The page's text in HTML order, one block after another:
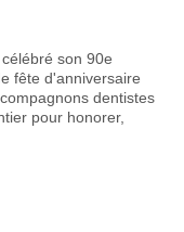
son 90e
fête d'anniversaire
dentistes
pour honorer,